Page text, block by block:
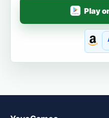
Play